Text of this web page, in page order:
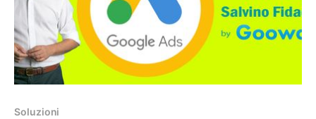
Soluzioni